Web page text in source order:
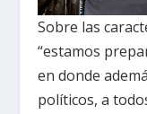
Sobre las
“estamos
en donde
políticos, a